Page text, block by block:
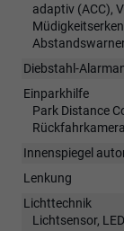
adaptiv (ACC),
Diebstahl-
Einparkhilfe
Park Distance
Rückfahrkamera
Innenspiegel
Lenkung
Lichttechnik
Lichtsensor,